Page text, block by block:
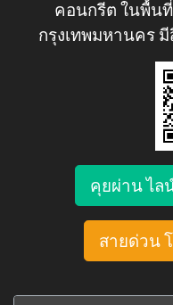
คอนกรีต ในพื้น
กรุงเทพมหานคร
คุยผ่าน ไล
สายด่วน